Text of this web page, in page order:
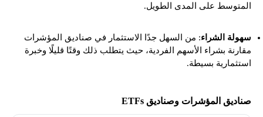
المتوسط على المدى الطويل.
سهولة الشراء: من السهل جدًا الاستثمار في صناديق المؤشرات
مقارنة بشراء الأسهم الفردية، حيث يتطلب ذلك وقتًا قليلًا وخبرة
استثمارية بسيطة.
صناديق المؤشرات وصناديق ETFs